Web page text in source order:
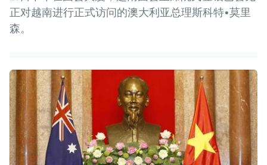
正对越南进行正式访问的澳大利亚总理斯科特•莫里
森。